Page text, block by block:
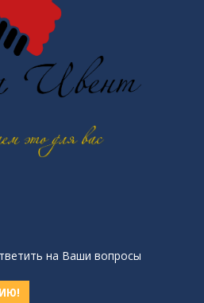
на Ваши вопросы